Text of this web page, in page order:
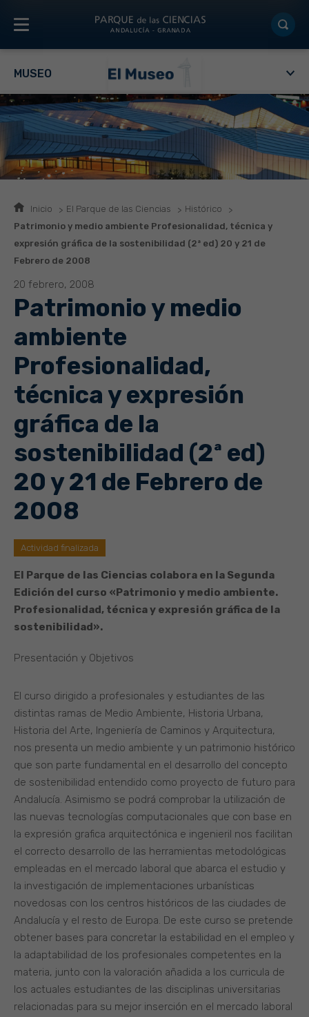
MUSEO
Inicio El Parque de las Ciencias
Histórico
Patrimonio y medio ambiente Profesionalidad, técnica y
expresión gráfica de la sostenibilidad (2ª ed) 20 y 21 de
Febrero de 2008
20 febrero, 2008
Patrimonio y medio
ambiente
Profesionalidad,
técnica y expresión
gráfica de la
sostenibilidad (2ª ed)
20 y 21 de Febrero de
2008
Actividad finalizada
El Parque de las Ciencias colabora en la Segunda
Edición del curso «Patrimonio y medio ambiente.
Profesionalidad, técnica y expresión gráfica de la
sostenibilidad».
Presentación y Objetivos
El curso dirigido a profesionales y estudiantes de las
distintas ramas de Medio Ambiente, Historia Urbana,
Historia del Arte, Ingeniería de Caminos y Arquitectura,
nos presenta un medio ambiente y un patrimonio histórico
que son parte fundamental en el desarrollo del concepto
de sostenibilidad entendido como proyecto de futuro para
Andalucía. Asimismo se podrá comprobar la utilización de
las nuevas tecnologías computacionales que con base en
la expresión grafica arquitectónica e ingenieril nos facilitan
el correcto desarrollo de las herramientas metodológicas
empleadas en el mercado laboral que abarca el estudio y
la investigación de implementaciones urbanísticas
novedosas con los centros históricos de las ciudades de
Andalucía y el resto de Europa. De este curso se pretende
obtener bases para concretar la estabilidad en el empleo y
la adaptabilidad de los profesionales competentes en la
materia, junto con la valoración añadida a los curricula de
los actuales estudiantes de las disciplinas universitarias
relacionadas para su mejor inserción en el mercado laboral